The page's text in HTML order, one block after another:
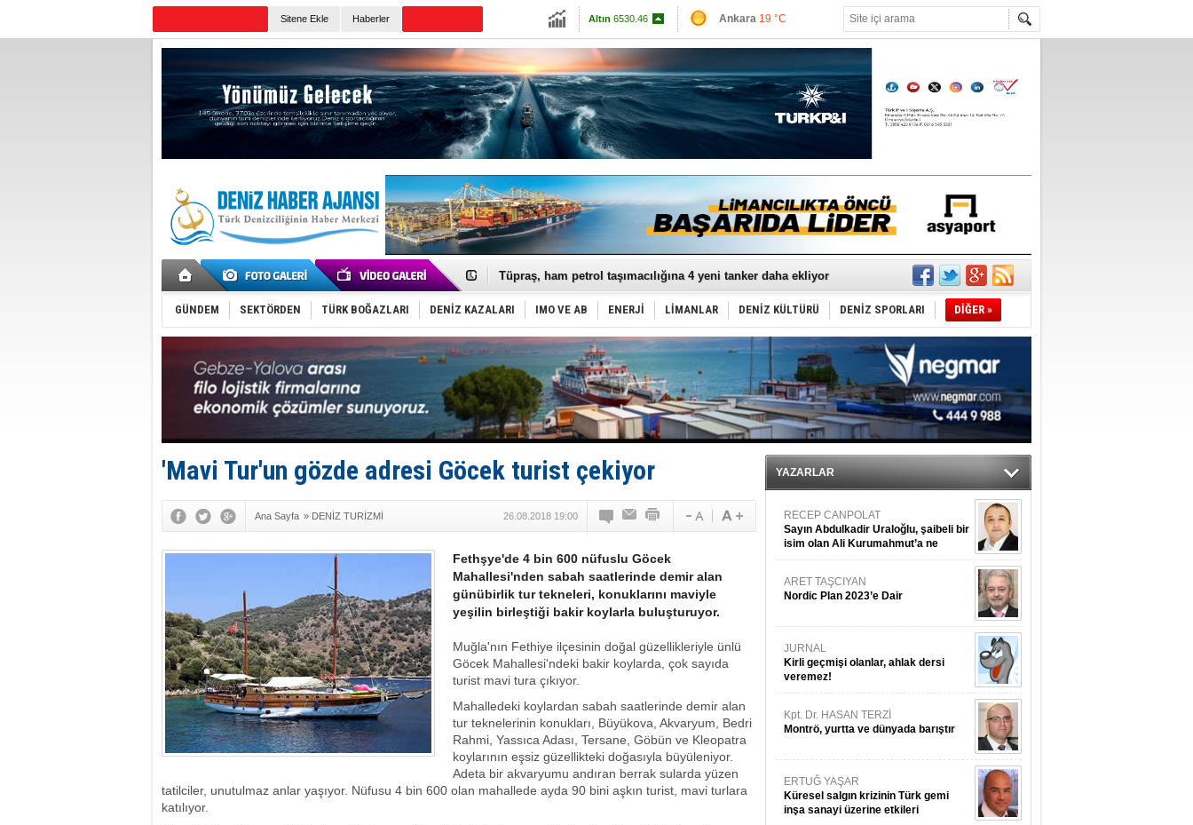
Sitene Ekle Haberler
Altın 6530.46
Euro54.973
Ankara 19 °C
Antalya24 °C
Muğla 20 °C
Çanakkale 23 °C
Anadolu Tersanesi EYDEP’te A sertifikası alan ilk tersane oldu
Tüpraş, ham petrol taşımacılığına 4 yeni tanker daha ekliyor
İTU AUV, Dünya’da 2. oldu!
LNG taşımacılığında maliyetler katlandı
PROYAD, yat mürettebatı için yurt dışı harcı için düzenleme istiyor
Türkiye-Irak enerji hattında yeni dönem başlıyor
Türk Armatöre 'Uyuşturucu' tutuklaması!
Deniz turizminde yeni ‘Ceza Rejimi’!
DÖDER, 28. Dönem Yönetim Kurulu Başkanını seçti!
Fairline, Türkiye’de ‘SoleMarin’i seçti
Baltık Denizi'nde tarih yazıldı!
Runit kubbesi okyanusun derinliklerinde halkı tehdit ediyor
Türk Loydu’na Süveyş tonaj yetkisi
GÜNDEM SEKTÖRDEN TÜRK BOĞAZLARI DENİZ KAZALARI IMO VE AB ENERJİ LİMANLAR DENİZ KÜLTÜRÜ DENİZ SPORLARI DİĞER »
'Mavi Tur'un gözde adresi Göcek turist çekiyor
Ana Sayfa » DENİZ TURİZMİ 26.08.2018 19:00
Fethşye'de 4 bin 600 nüfuslu Göcek
Mahallesi'nden sabah saatlerinde demir alan
günübirlik tur tekneleri, konuklarını maviyle
yeşilin birleştiği bakir koylarla buluşturuyor.
Muğla'nın Fethiye ilçesinin doğal güzellikleriyle ünlü
Göcek Mahallesi'ndeki bakir koylarda, çok sayıda
turist mavi tura çıkıyor.
Mahalledeki koylardan sabah saatlerinde demir alan
tur teknelerinin konukları, Büyükova, Akvaryum, Bedri
Rahmi, Yassıca Adası, Tersane, Göbün ve Kleopatra
koylarının eşsiz güzellikteki doğasıyla büyüleniyor.
Adeta bir akvaryumu andıran berrak sularda yüzen
tatilciler, unutulmaz anlar yaşıyor. Nüfusu 4 bin 600 olan mahallede ayda 90 bini aşkın turist, mavi turlara
katılıyor.
YAZARLAR
RECEP CANPOLAT
Sayın Abdulkadir Uraloğlu, şaibeli bir
isim olan Ali Kurumahmut’a ne
danışıyorsunuz?
ARET TAŞCIYAN
Nordic Plan 2023’e Dair
JURNAL
Kirli geçmişi olanlar, ahlak dersi
veremez!
Kpt. Dr. HASAN TERZİ
Montrö, yurtta ve dünyada barıştır
ERTUĞ YAŞAR
Küresel salgın krizinin Türk gemi
inşa sanayi üzerine etkileri